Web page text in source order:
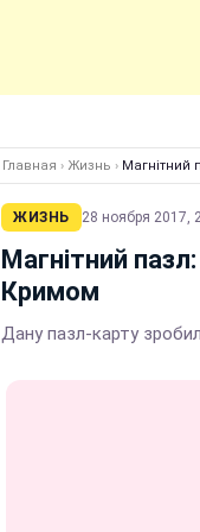
Главная › Жизнь › Магнітний
ЖИЗНЬ 28 ноября 2017,
Магнітний
Кримом
Дану пазл-карту